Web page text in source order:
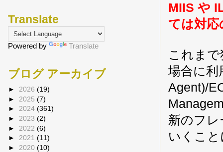
MIIS や
ては対応
これま
場合に利
Agent)/
新のフ
いくこ
Translate
Powered by Translate
ブログ アーカイブ
► 2026 (19)
► 2025 (7)
► 2024 (361)
► 2023 (2)
► 2022 (6)
► 2021 (11)
► 2020 (10)